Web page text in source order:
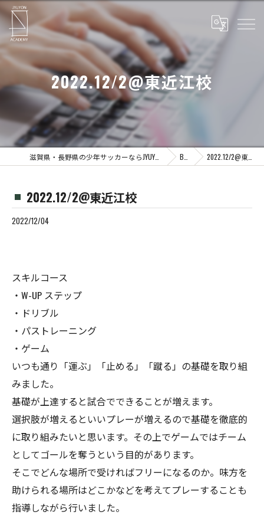
2022.12/2@東近江校
滋賀県・長野県の少年サッカーならJYUYON 14 soccer school Blog 2022.12/2@東近江校
2022.12/2@東近江校
2022/12/04
スキルコース
・W-UP ステップ
・ドリブル
・パストレーニング
・ゲーム
いつも通り「運ぶ」「止める」「蹴る」の基礎を取り組
みました。
基礎が上達すると試合でできることが増えます。
選択肢が増えるといいプレーが増えるので基礎を徹底的
に取り組みたいと思います。その上でゲームではチーム
としてゴールを奪うという目的があります。
そこでどんな場所で受ければフリーになるのか。味方を
助けられる場所はどこかなどを考えてプレーすることも
指導しながら行いました。